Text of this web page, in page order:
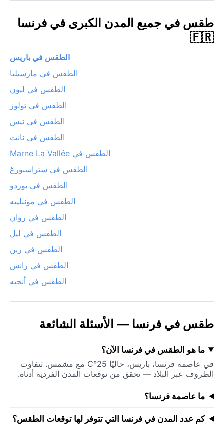
طقس في جميع المدن الكبرى في فرنسا
🇫🇷
الطقس في باريس
الطقس في مارسيليا
الطقس في ليون
الطقس في تولوز
الطقس في نيس
الطقس في نانت
الطقس في Marne La Vallée
الطقس في ستراسبورغ
الطقس في بوردو
الطقس في مونبلييه
الطقس في روان
الطقس في ليل
الطقس في رين
الطقس في رانس
الطقس في أنجيه
طقس في فرنسا — الأسئلة الشائعة
ما هو الطقس في فرنسا الآن؟
في عاصمة فرنسا، باريس، حاليًا 25°C مع مشمس. تتفاوت
الظروف عبر البلاد — تحقق من توقعات المدن الفردية أدناه.
ما عاصمة فرنسا؟
كم عدد المدن في فرنسا التي تتوفر لها توقعات الطقس؟